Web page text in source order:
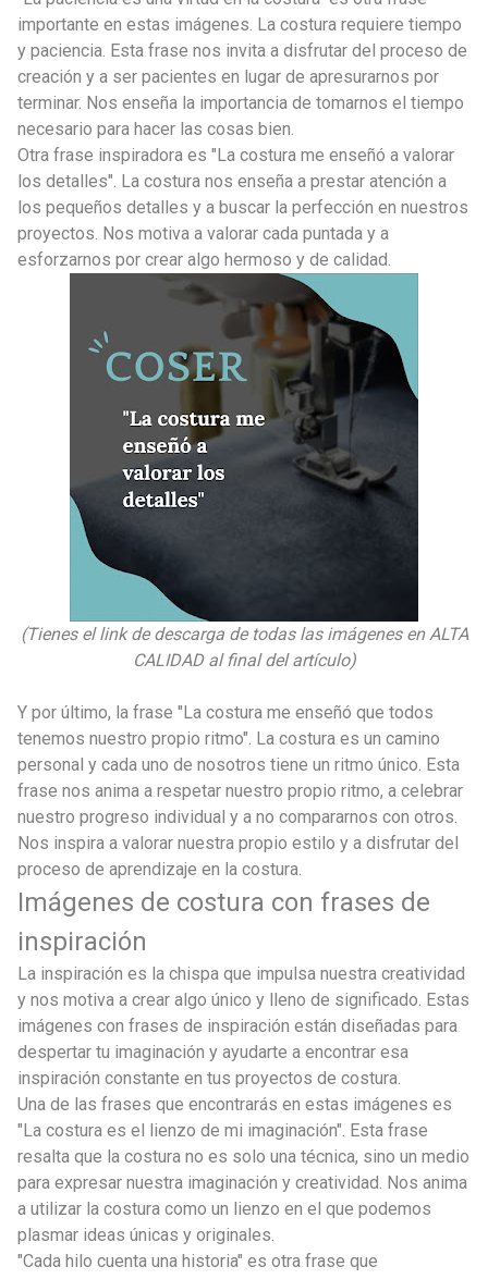
importante en estas imágenes. La costura requiere tiempo
y paciencia. Esta frase nos invita a disfrutar del proceso de
creación y a ser pacientes en lugar de apresurarnos por
terminar. Nos enseña la importancia de tomarnos el tiempo
necesario para hacer las cosas bien.
Otra frase inspiradora es "La costura me enseñó a valorar
los detalles". La costura nos enseña a prestar atención a
los pequeños detalles y a buscar la perfección en nuestros
proyectos. Nos motiva a valorar cada puntada y a
esforzarnos por crear algo hermoso y de calidad.
(Tienes el link de descarga de todas las imágenes en ALTA
CALIDAD al final del artículo)
Y por último, la frase "La costura me enseñó que todos
tenemos nuestro propio ritmo". La costura es un camino
personal y cada uno de nosotros tiene un ritmo único. Esta
frase nos anima a respetar nuestro propio ritmo, a celebrar
nuestro progreso individual y a no compararnos con otros.
Nos inspira a valorar nuestra propio estilo y a disfrutar del
proceso de aprendizaje en la costura.
Imágenes de costura con frases de
inspiración
La inspiración es la chispa que impulsa nuestra creatividad
y nos motiva a crear algo único y lleno de significado. Estas
imágenes con frases de inspiración están diseñadas para
despertar tu imaginación y ayudarte a encontrar esa
inspiración constante en tus proyectos de costura.
Una de las frases que encontrarás en estas imágenes es
"La costura es el lienzo de mi imaginación". Esta frase
resalta que la costura no es solo una técnica, sino un medio
para expresar nuestra imaginación y creatividad. Nos anima
a utilizar la costura como un lienzo en el que podemos
plasmar ideas únicas y originales.
"Cada hilo cuenta una historia" es otra frase que